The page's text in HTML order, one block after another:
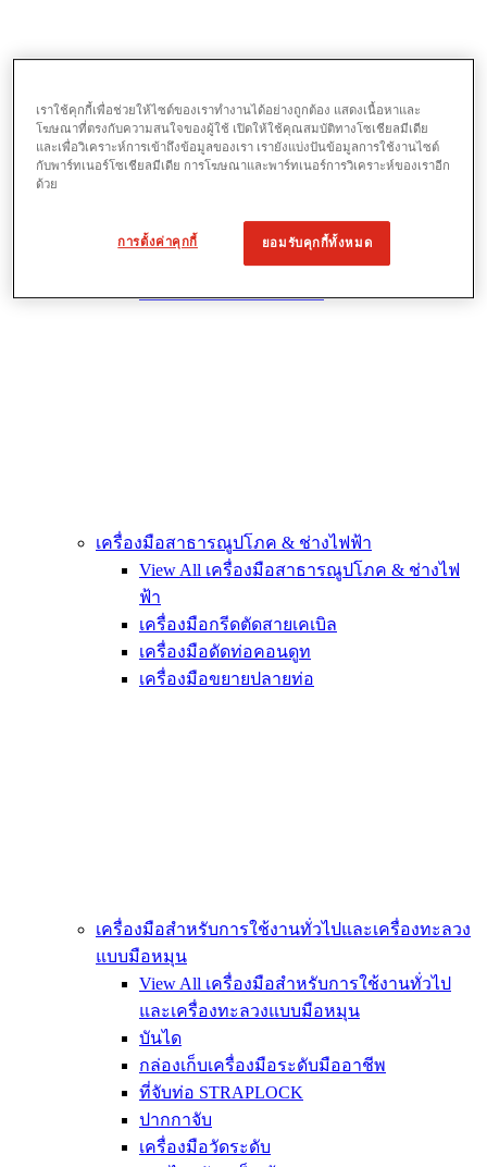
ประแจและเครื่องมือท่อ
การดัดและการขึ้นรูป
การซ่อมและการต่อท่อ
เครื่องมือสาธารณูปโภค & ช่างไฟฟ้า
View All เครื่องมือสาธารณูปโภค & ช่างไฟ
ฟ้า
เครื่องมือกรีดตัดสายเคเบิล
เครื่องมือดัดท่อคอนดูท
เครื่องมือขยายปลายท่อ
เครื่องมือสำหรับการใช้งานทั่วไปและเครื่องทะลวง
แบบมือหมุน
View All เครื่องมือสำหรับการใช้งานทั่วไป
และเครื่องทะลวงแบบมือหมุน
บันได
กล่องเก็บเครื่องมือระดับมืออาชีพ
ที่จับท่อ STRAPLOCK
ปากกาจับ
เครื่องมือวัดระดับ
เราใช้คุกกี้เพื่อช่วยให้ไซต์ของเราทำงานได้อย่างถูกต้อง แสดงเนื้อหาและ
โฆษณาที่ตรงกับความสนใจของผู้ใช้ เปิดให้ใช้คุณสมบัติทางโซเชียลมีเดีย
และเพื่อวิเคราะห์การเข้าถึงข้อมูลของเรา เรายังแบ่งปันข้อมูลการใช้งานไซต์
กับพาร์ทเนอร์โซเชียลมีเดีย การโฆษณาและพาร์ทเนอร์การวิเคราะห์ของเราอีก
ด้วย
การตั้งค่าคุกกี้ ยอมรับคุกกี้ทั้งหมด